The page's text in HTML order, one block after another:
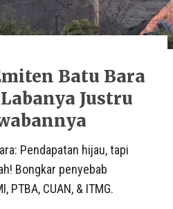
Batu Bara
Justru
Pendapatan hijau, tapi
Bongkar penyebab
PTBA, CUAN, & ITMG.